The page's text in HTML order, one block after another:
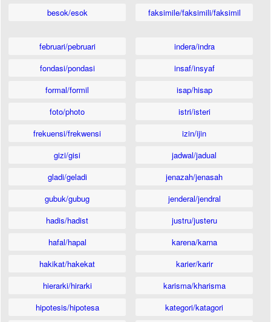
besok/esok
faksimile/faksimili/faksimil
februari/pebruari
fondasi/pondasi
formal/formil
foto/photo
frekuensi/frekwensi
gizi/gisi
gladi/geladi
gubuk/gubug
hadis/hadist
hafal/hapal
hakikat/hakekat
hierarki/hirarki
hipotesis/hipotesa
indera/indra
insaf/insyaf
isap/hisap
istri/isteri
izin/ijin
jadwal/jadual
jenazah/jenasah
jenderal/jendral
justru/justeru
karena/karna
karier/karir
karisma/kharisma
kategori/katagori